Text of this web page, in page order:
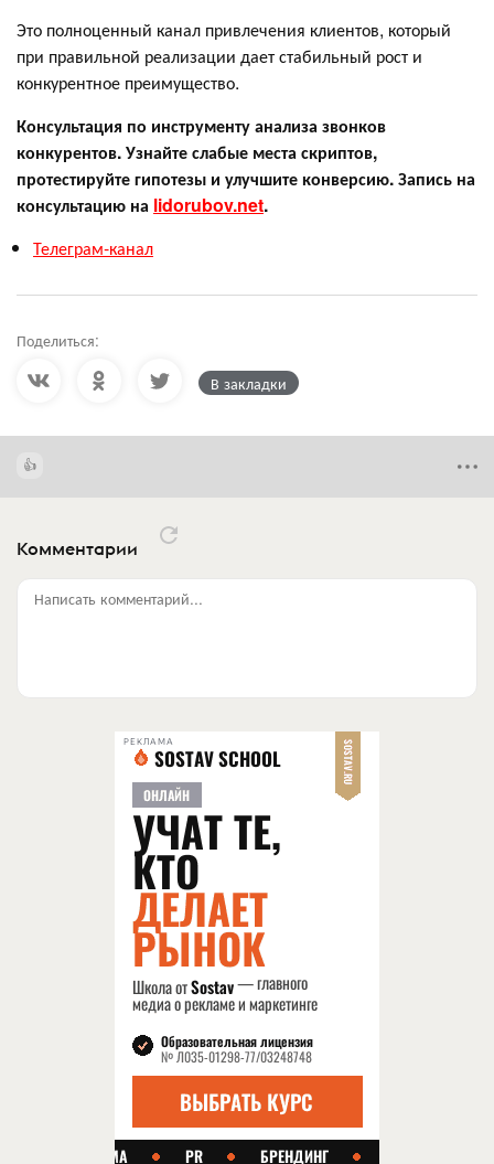
Это полноценный канал привлечения клиентов, который
при правильной реализации дает стабильный рост и
конкурентное преимущество.
Консультация по инструменту анализа звонков
конкурентов. Узнайте слабые места скриптов,
протестируйте гипотезы и улучшите конверсию. Запись на
консультацию на lidorubov.net.
Телеграм-канал
Поделиться:
В закладки
Комментарии
Написать комментарий...
РЕКЛАМА